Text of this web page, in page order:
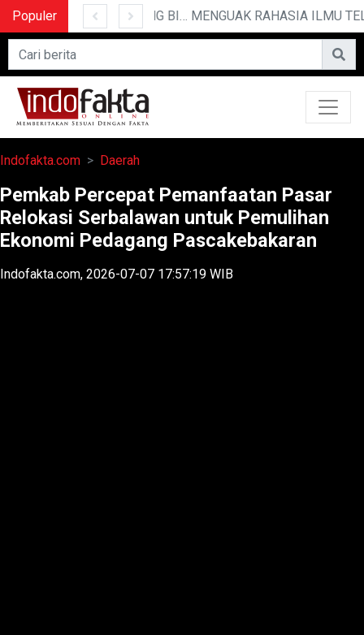
Populer MENGUAK RAHASIA ILMU TELEPATI
Indofakta.com Daerah
Pemkab Percepat Pemanfaatan Pasar
Relokasi Serbalawan untuk Pemulihan
Ekonomi Pedagang Pascakebakaran
Indofakta.com, 2026-07-07 17:57:19 WIB